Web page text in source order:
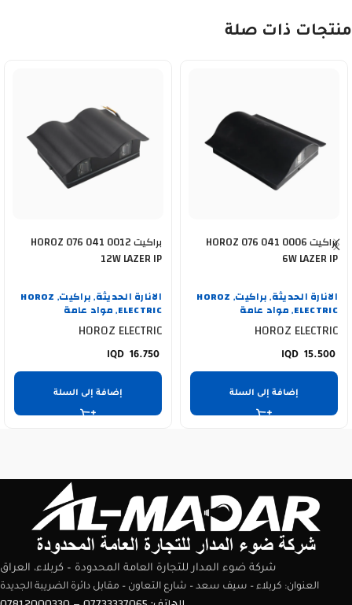
منتجات ذات صلة
براكيت HOROZ 076 041 0006
6W LAZER IP
الانارة الحديثة, براكيت,
HOROZ
ELECTRIC
, مواد عامة
HOROZ ELECTRIC
15.500
إضافة إلى السلة
براكيت HOROZ 076 041 0012
12W LAZER IP
الانارة الحديثة, براكيت,
HOROZ
ELECTRIC
, مواد عامة
HOROZ ELECTRIC
16.750
إضافة إلى السلة
شركة ضوء المدار للتجارة العامة المحدودة – كربلاء، العراق
العنوان: كربلاء – سيف سعد – شارع التعاون – مقابل دائرة الضريبة الجديدة